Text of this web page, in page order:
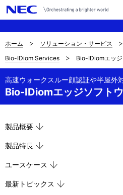
ナ
ビ
ゲ
ー
ョ
ン
サ
イ
ト
内
の
現
ホーム ソリューション・サービス
Bio-IDiom Services
Bio-IDiomエッ
Bio-IDiomエッジソフト
高速ウォークスルー顔認証や半屋外
製品概要
製品特長
ユースケース
最新トピックス